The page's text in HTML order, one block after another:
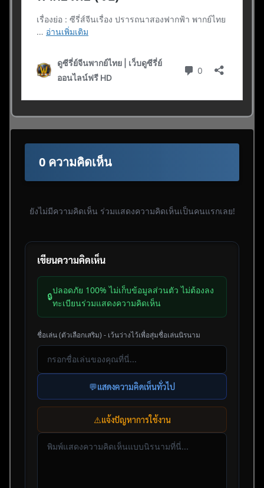
0 ความคิดเห็น
ยังไม่มีความคิดเห็น ร่วมแสดงความคิดเห็นเป็นคนแรกเลย!
เขียนความคิดเห็น
🔒
ปลอดภัย 100% ไม่เก็บข้อมูลส่วนตัว ไม่ต้องลง
ทะเบียนร่วมแสดงความคิดเห็น
ชื่อเล่น (ตัวเลือกเสริม) - เว้นว่างไว้เพื่อสุ่มชื่อเล่นนิรนาม
💬แสดงความคิดเห็นทั่วไป
⚠️แจ้งปัญหาการใช้งาน